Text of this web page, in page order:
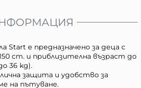
Start е предназначено за деца с
cm. и приблизителна възраст до
36 kg).
защита и удобство за
на пътуване.